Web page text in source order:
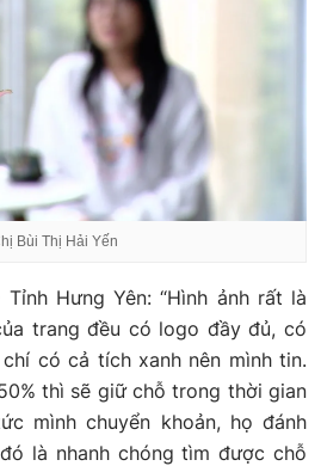
Bùi Thị Hải Yến
Hưng Yên: “Hình ảnh rất là
trang đều có logo đầy đủ, có
có cả tích xanh nên mình tin.
thì sẽ giữ chỗ trong thời gian
mình chuyển khoản, họ đánh
là nhanh chóng tìm được chỗ